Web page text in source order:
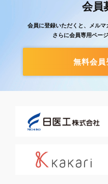
会員
会員に登録いただくと、メルマ
さらに会員専用ペー
無料会員